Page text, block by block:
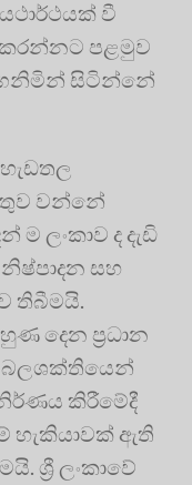
වී
කරන්නට පළමුව
සිටින්නේ
හැඩතල
වන්නේ
ලංකාව ද දැඩි
සහ
තිබීමයි.
දෙන ප්‍රධාන
බලශක්තියෙන්
කිරීමේදී
හැකියාවක් ඇති
ශ්‍රී ලංකාවේ